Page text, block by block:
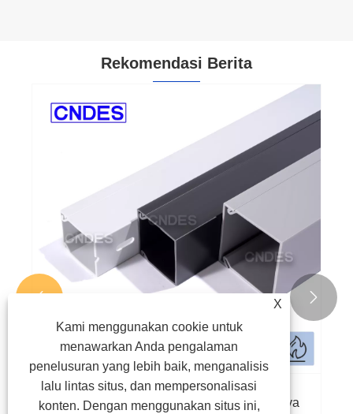
Rekomendasi Berita
Adalah Saluran Kabel Tertutup Sepenuhnya
 
X
Kami menggunakan cookie untuk
menawarkan Anda pengalaman
penelusuran yang lebih baik, menganalisis
lalu lintas situs, dan mempersonalisasi
konten. Dengan menggunakan situs ini,